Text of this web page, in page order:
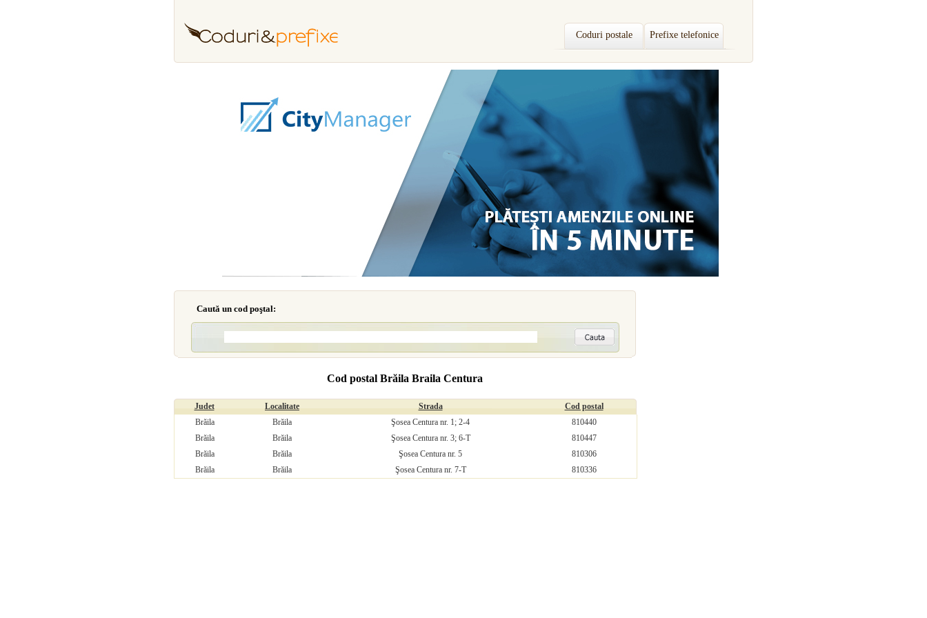
Coduri postale Prefixe telefonice
Caută un cod poştal:
Cod postal Brăila Braila Centura
Judet Localitate Strada
Cod postal
Brăila
Brăila Şosea Centura nr. 1; 2-4
810440
Brăila
Brăila Şosea Centura nr. 3; 6-T
810447
Brăila
Brăila Şosea Centura nr. 5
810306
Brăila
Brăila Şosea Centura nr. 7-T 810336